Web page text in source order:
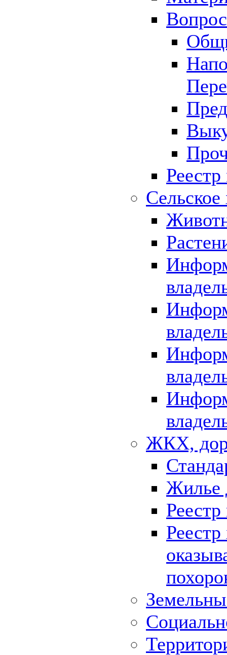
Сельское
ЖКХ,
Жилье